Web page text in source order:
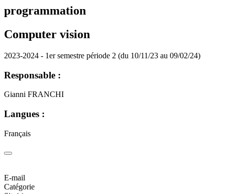
programmation
Computer vision
2023-2024 - 1er semestre période 2 (du 10/11/23 au 09/02/24)
Responsable :
Gianni FRANCHI
Langues :
Français
E-mail
Catégorie